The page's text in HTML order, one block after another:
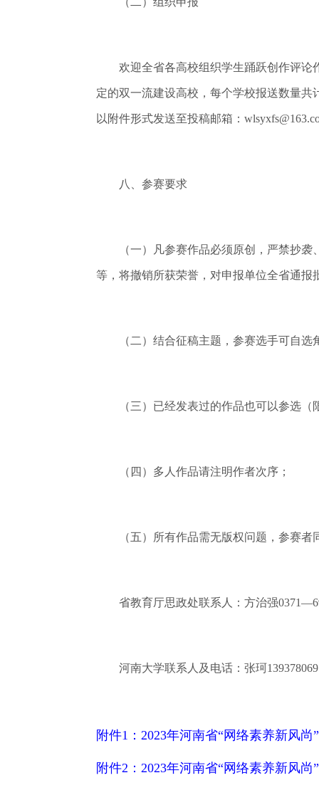
欢迎全省各高校组织学生踊跃创作评论作
定的双一流建设高校，每个学校报送数量
以附件形式发送至投稿邮箱：
八、参赛要求
（一）凡参赛作品必须原创，严禁抄袭、
等，将撤销所获荣誉，对申报单位全省通报
（二）结合征稿主题，参赛选手可自选角
（三）已经发表过的作品也可以参选（
（四）多人作品请注明作者次序；
（五）所有作品需无版权问题，参赛者
省教育厅思政处联系人：方治强
河南大学联系人及电话：张珂
附件1：2023年河南省“网络素养新风
附件2：2023年河南省“网络素养新风